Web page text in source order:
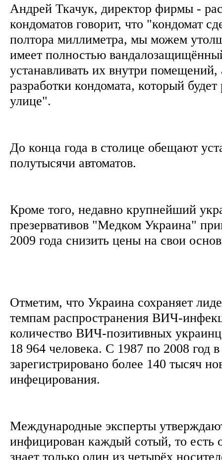
Андрей Ткачук, директор фирмы -
кондоматов говорит, что "кондомат
полтора миллиметра, мы можем
имеет полностью
устанавливать их внутри помещений,
разработки кондомата, который
улице".
До конца года в столице обещают
полутысячи автоматов.
Кроме того, недавно крупнейший
презервативов "Медком Украина"
2009 года снизить цены на свои
Отметим, что Украина сохраняет
темпам распространения ВИЧ-
количество ВИЧ-позитивных
18 964 человека. С 1987 по 2008 год
зарегистрировано более 140 тысяч
инфецирования.
Международные эксперты
инфицирован каждый сотый, то есть
знает только один из четырёх